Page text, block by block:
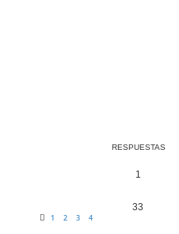
RESPUESTAS
1
1 2 3 4
33